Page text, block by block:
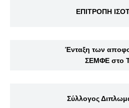
ΕΠΙΤΡΟΠΗ
Ένταξη των
ΣΕΜΦΕ στο
Σύλλογος